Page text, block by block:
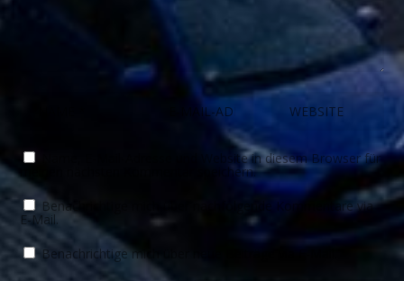
Name, E-Mail-Adresse und Website in diesem Browser für
meinen nächsten Kommentar speichern.
Benachrichtige mich über nachfolgende Kommentare via
E-Mail.
Benachrichtige mich über neue Beiträge via E-Mail.